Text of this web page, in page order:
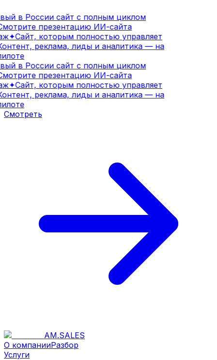
в России сайт с полным циклом
презентацию ИИ-сайта
✦Сайт, которым полностью управляет
реклама, лиды и аналитика — на
в России сайт с полным циклом
презентацию ИИ-сайта
✦Сайт, которым полностью управляет
реклама, лиды и аналитика — на
Смотреть
AM.SALES
О компанииРазбор
Услуги